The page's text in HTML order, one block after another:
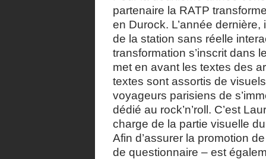
partenaire la RATP
en Durock. L’année dernière,
de la station sans réelle
transformation s’inscrit dans
met en avant les textes des
textes sont assortis de
voyageurs parisiens de
dédié au rock’n’roll. C’est
charge de la partie visuelle
Afin d’assurer la promotion
de questionnaire – est